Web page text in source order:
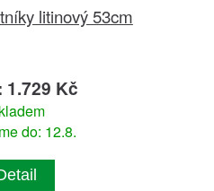
litinový 53cm
1.729 Kč
do: 12.8.